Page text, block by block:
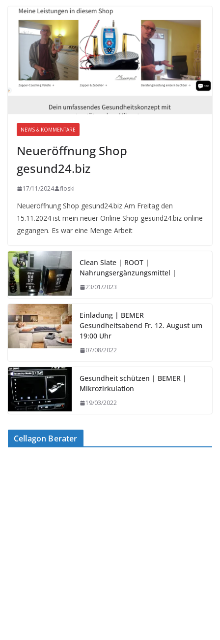
NEWS & KOMMENTARE
Neueröffnung Shop
gesund24.biz
17/11/2024 floski
Neueröffnung Shop gesund24.biz Am Freitag den
15.11.2024 ist mein neuer Online Shop gesund24.biz online
gegangen. Es war eine Menge Arbeit
Clean Slate | ROOT |
Nahrungsergänzungsmittel |
23/01/2023
Einladung | BEMER
Gesundheitsabend Fr. 12. August um
19:00 Uhr
07/08/2022
Gesundheit schützen | BEMER |
Mikrozirkulation
19/03/2022
Cellagon Berater